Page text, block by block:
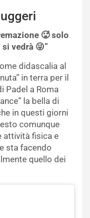
🥵 solo
vedrà 😜”
didascalia al
in terra per il
Padel a Roma
la bella di
in questi giorni
comunque
attività fisica e
sta facendo
quello dei